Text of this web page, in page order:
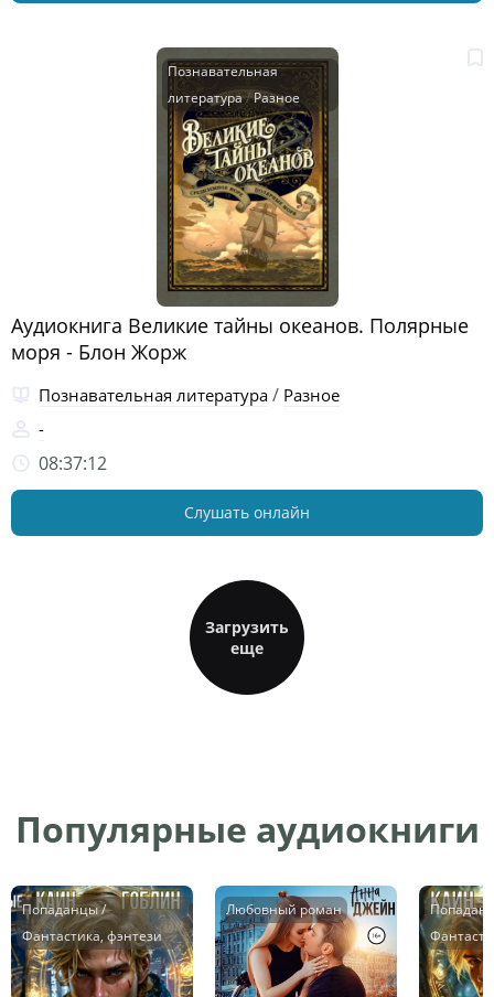
Познавательная
литература/Разное
Аудиокнига Великие тайны океанов. Полярные
моря - Блон Жорж
Познавательная литература / Разное
-
08:37:12
Слушать онлайн
Загрузить
еще
Популярные аудиокниги
Попаданцы /
Фантастика, фэнтези
Любовный роман